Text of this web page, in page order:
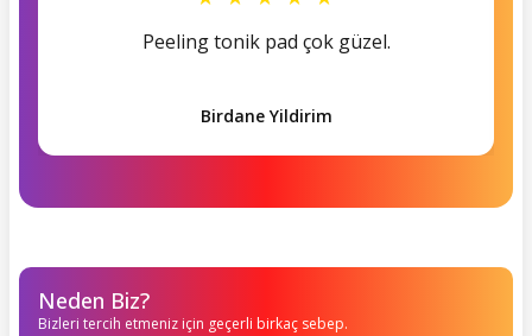
Peeling tonik pad çok güzel.
Birdane Yildirim
Neden Biz?
Bizleri tercih etmeniz için geçerli birkaç sebep.